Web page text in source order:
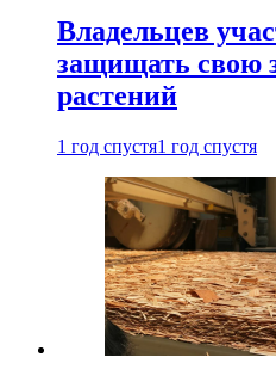
Владельцев
защищать свою
растений
1 год спустя1 год спустя